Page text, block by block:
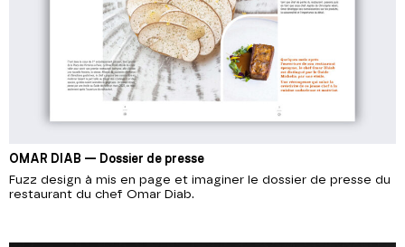
OMAR DIAB — Dossier de presse
Fuzz design à mis en page et imaginer le dossier de presse du
restaurant du chef Omar Diab.